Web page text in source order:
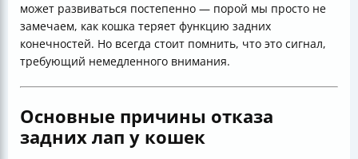
может развиваться постепенно — порой мы просто не
замечаем, как кошка теряет функцию задних
конечностей. Но всегда стоит помнить, что это сигнал,
требующий немедленного внимания.
Основные причины отказа
задних лап у кошек